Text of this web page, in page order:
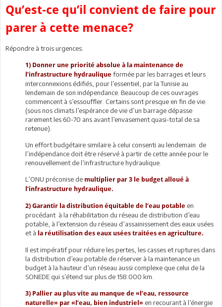
Qu’est-ce qu’il convient de faire pour
parer à cette menace?
Répondre à trois urgences:
1) Donner une priorité absolue à la maintenance de
l’infrastructure hydraulique formée par les barrages et leurs
interconnexions édifiés, pour l’essentiel, par la Tunisie au
lendemain de son indépendance. Beaucoup de ces ouvrages
commencent à s’essouffler. Certains sont presque en fin de vie
(sous nos climats l’espérance de vie d’un barrage dépasse
rarement les 60-70 ans avant l’envasement quasi-total de sa
retenue).
Un effort budgétaire similaire à celui consenti au lendemain de
l’indépendance doit être réservé à partir de cette année pour le
renouvellement de l’infrastructure hydraulique.
L’ONU préconise de multiplier par 3 le budget alloué à
l’infrastructure hydraulique.
2) Garantir la distribution équitable de l’eau potable en
procédant à la réhabilitation du réseau de distribution d’eau
potable, à l’extension du réseau d’assainissement des eaux usées
et à la réutilisation des eaux usées traitées en agriculture.
Il est impératif pour réduire les pertes, les casses et ruptures dans
la distribution d’eau potable de réserver à la maintenance un
budget à la hauteur d’un réseau aussi complexe que celui de la
SONEDE qui s’étend sur plus de 158.000 km.
3) Pallier au plus vite au manque de «l’eau, ressource
naturelle» par «l’eau, bien industriel» en recourant à l’énergie